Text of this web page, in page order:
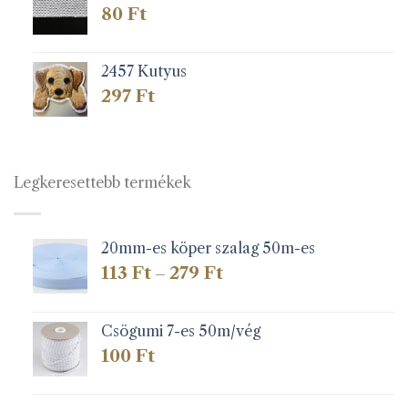
80 Ft
2457 Kutyus
297 Ft
Legkeresettebb termékek
20mm-es köper szalag 50m-es
113 Ft – 279 FtÁrtartomány:
279 Ft
Csögumi 7-es 50m/vég
100 Ft